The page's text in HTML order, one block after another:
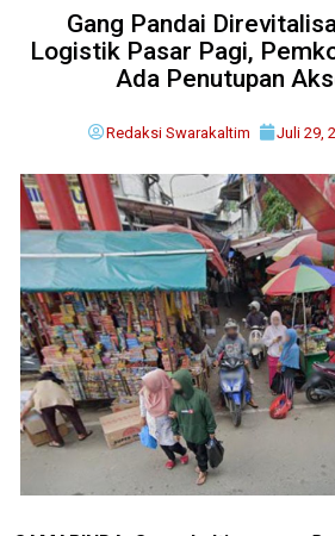
Gang Pandai
Logistik Pasar Pagi,
Ada Penutupan
Redaksi Swarakaltim Juli 29,